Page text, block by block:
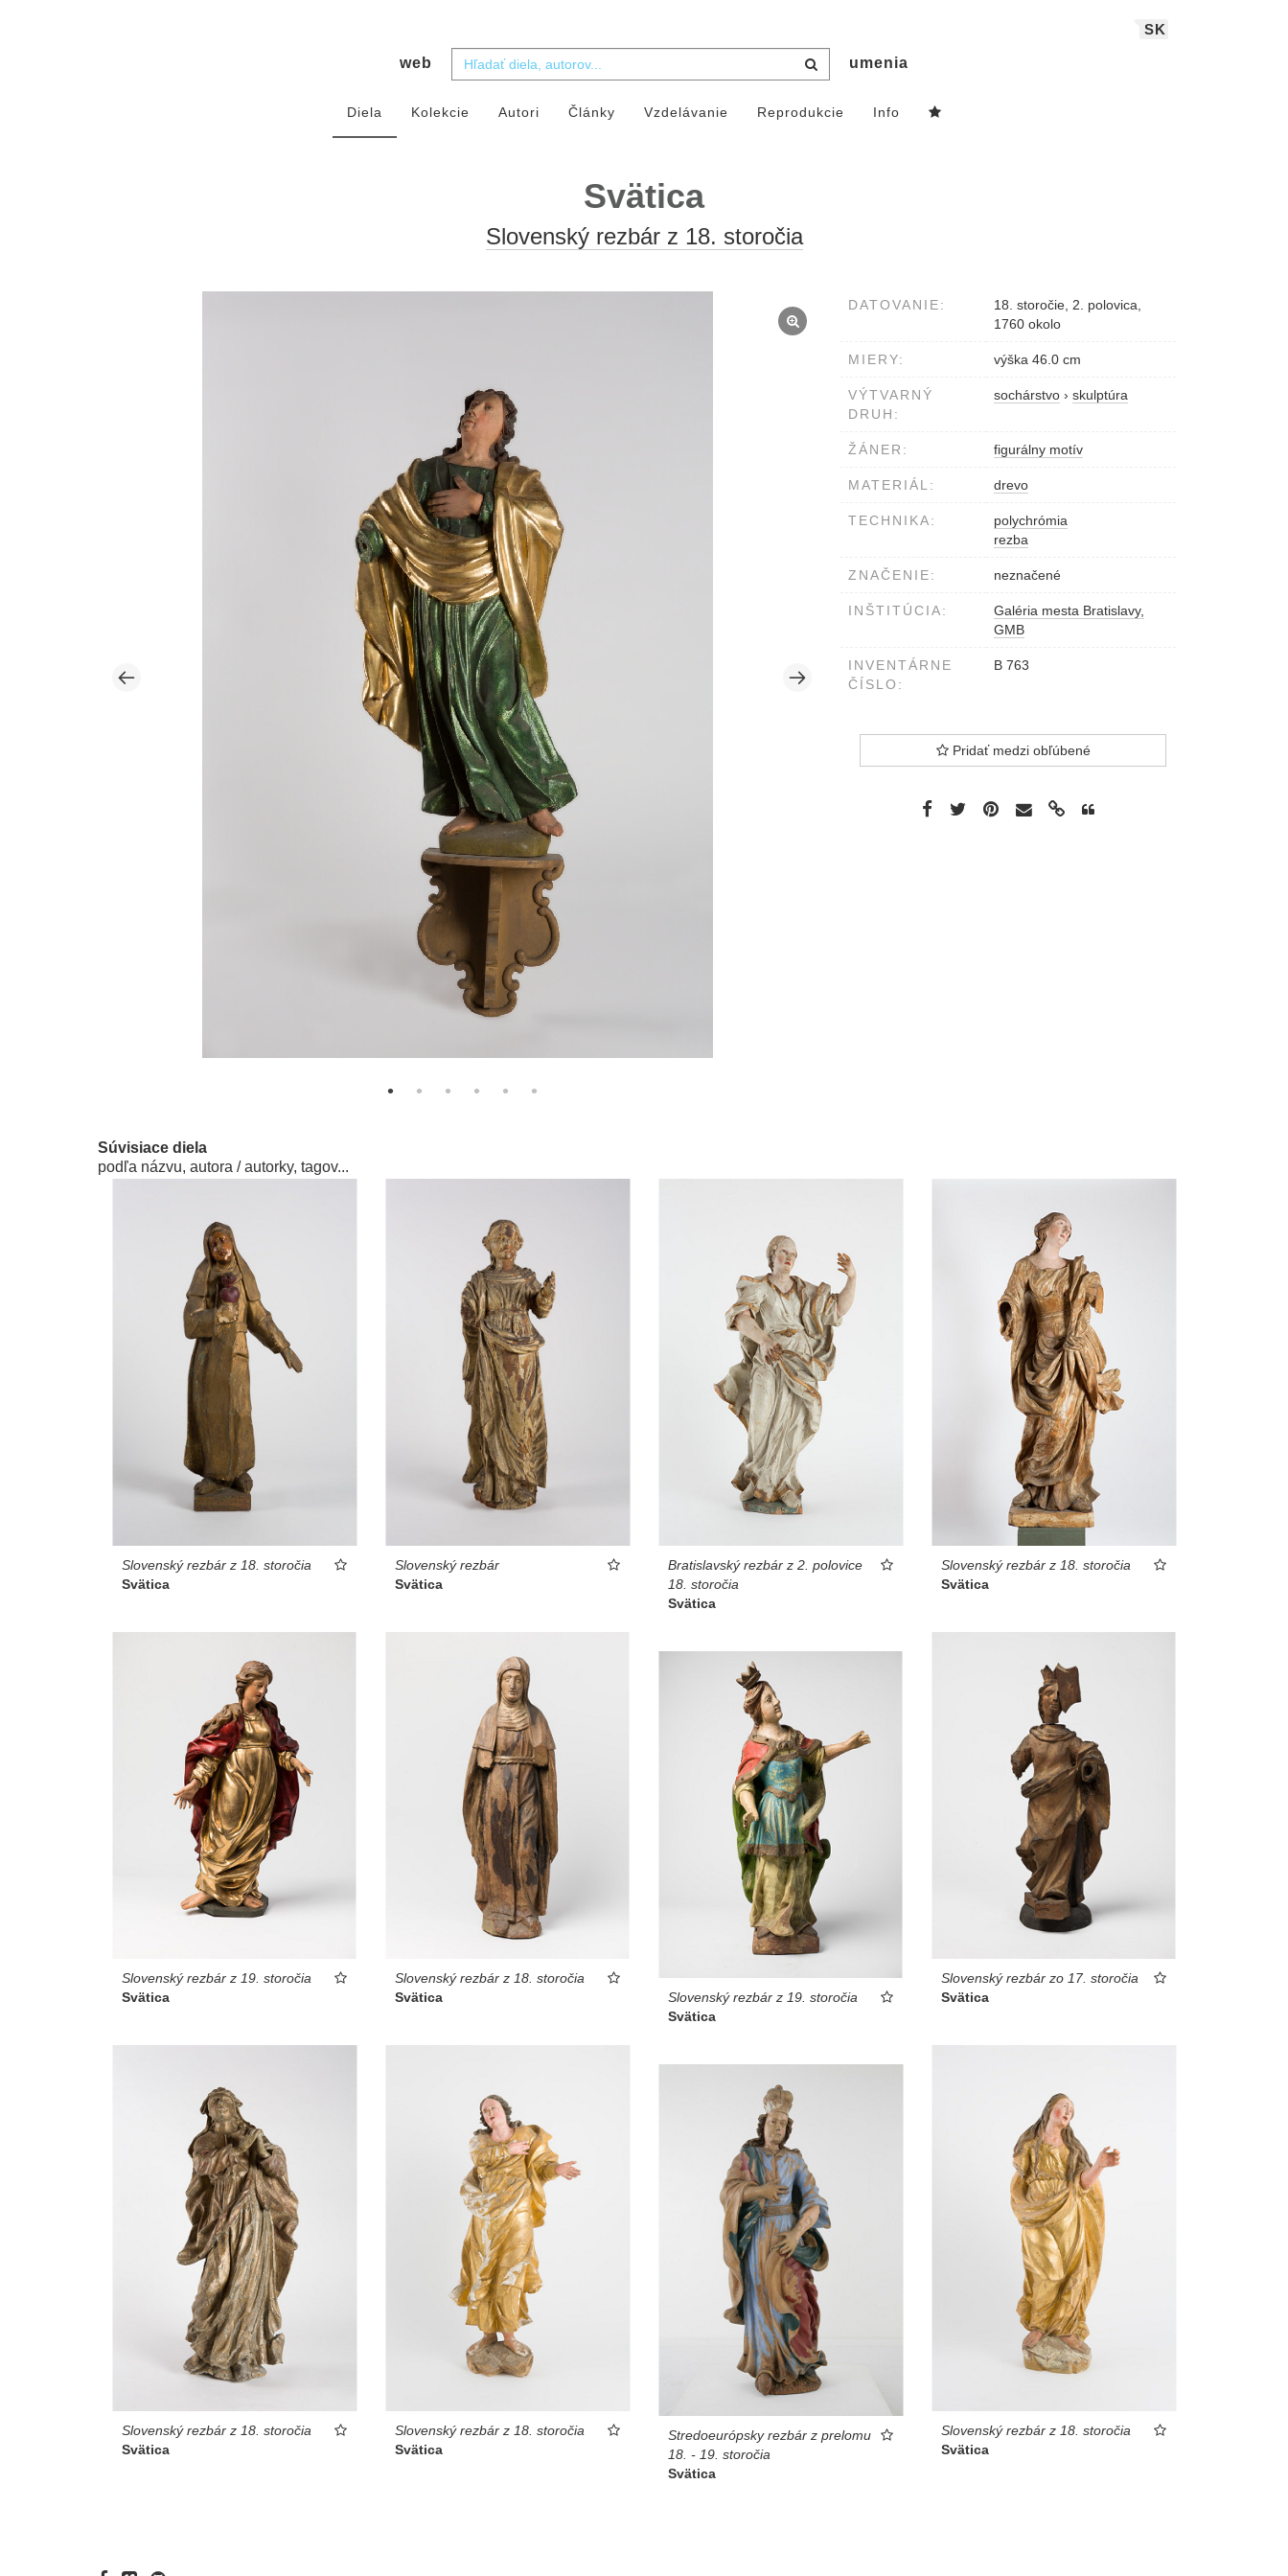
SK
web umenia
Diela Kolekcie Autori Články Vzdelávanie Reprodukcie Info
Svätica
Slovenský rezbár z 18. storočia
DATOVANIE:
18. storočie, 2. polovica,
1760 okolo
MIERY: výška 46.0 cm
VÝTVARNÝ
DRUH:
sochárstvo › skulptúra
ŽÁNER: figurálny motív
MATERIÁL: drevo
TECHNIKA:
polychrómia
rezba
ZNAČENIE: neznačené
INŠTITÚCIA:
Galéria mesta Bratislavy,
GMB
INVENTÁRNE
ČÍSLO:
B 763
Pridať medzi obľúbené
Súvisiace diela
podľa názvu, autora / autorky, tagov...
Slovenský rezbár z 18. storočia
Svätica
Slovenský rezbár
Svätica
Bratislavský rezbár z 2. polovice
18. storočia
Svätica
Slovenský rezbár z 18. storočia
Svätica
Slovenský rezbár z 19. storočia
Svätica
Slovenský rezbár z 18. storočia
Svätica
Slovenský rezbár zo 17. storočia
Svätica
Slovenský rezbár z 19. storočia
Svätica
Slovenský rezbár z 18. storočia
Svätica
Slovenský rezbár z 18. storočia
Svätica
Slovenský rezbár z 18. storočia
Svätica
Stredoeurópsky rezbár z prelomu
18. - 19. storočia
Svätica